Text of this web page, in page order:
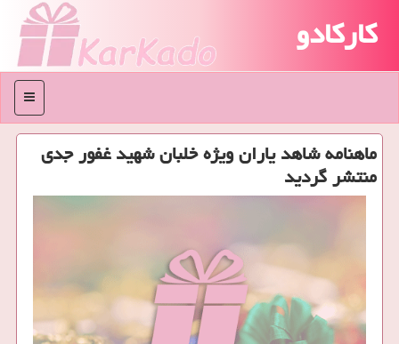
کارکادو
منو
ماهنامه شاهد یاران ویژه خلبان شهید غفور جدی
منتشر گردید